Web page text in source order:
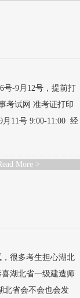
号-9月12号，提前打
考试网 准考证打印
11号 9:00-11:00 经
More >
很多考生担心湖北
湖北省一级建造师
北省会不会也会发